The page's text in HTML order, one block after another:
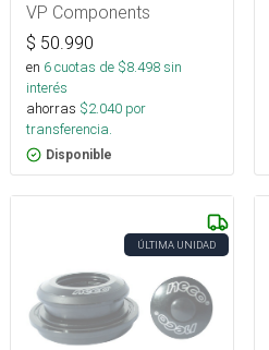
VP Components
$ 50.990
en 6cuotas de $8.498sin
interés
ahorras $2.040 por
transferencia.
Disponible
ÚLTIMA UNIDAD